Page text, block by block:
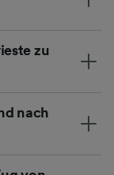
zu
nach